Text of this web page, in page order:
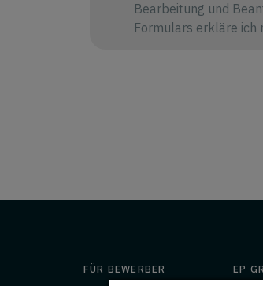
Bearbeitung und
Formulars erkläre ich
FÜR BEWERBER EP